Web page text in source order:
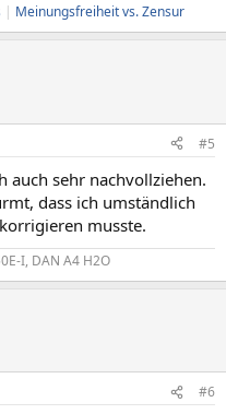
| Meinungsfreiheit vs. Zensur
#5
auch sehr nachvollziehen.
dass ich umständlich
musste.
I, DAN A4 H2O​
#6